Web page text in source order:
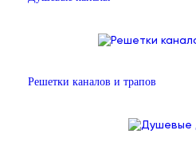
Решетки каналов и трапов